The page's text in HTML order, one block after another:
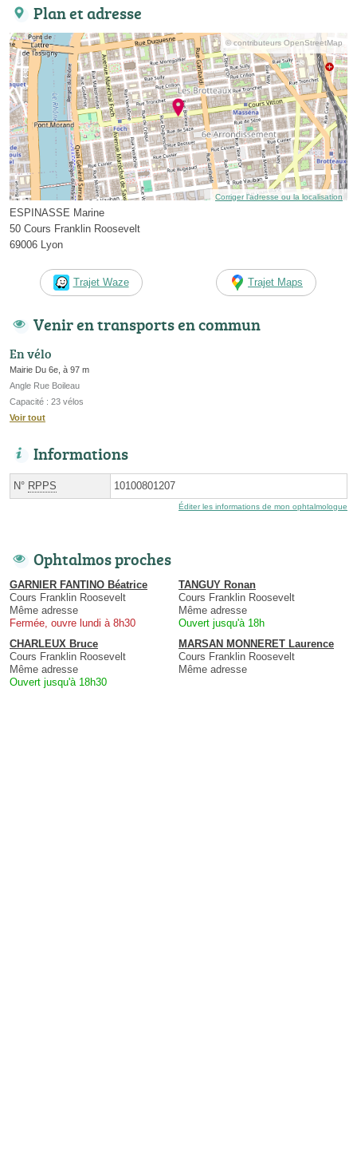
Plan et adresse
© contributeurs OpenStreetMap
Corriger l’adresse ou la localisation
ESPINASSE Marine
50 Cours Franklin Roosevelt
69006 Lyon
Trajet Waze Trajet Maps
Venir en transports en commun
En vélo
Mairie Du 6e, à 97 m
Angle Rue Boileau
Capacité : 23 vélos
Voir tout
Informations
N° RPPS 10100801207
Éditer les informations de mon ophtalmologue
Ophtalmos proches
GARNIER FANTINO Béatrice
Cours Franklin Roosevelt
Même adresse
Fermée, ouvre lundi à 8h30
TANGUY Ronan
Cours Franklin Roosevelt
Même adresse
Ouvert jusqu'à 18h
CHARLEUX Bruce
Cours Franklin Roosevelt
Même adresse
Ouvert jusqu'à 18h30
MARSAN MONNERET Laurence
Cours Franklin Roosevelt
Même adresse